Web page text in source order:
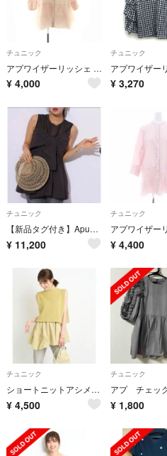
チュニック
アプワイザーリッシェ 24SS シャツチュールチュニック 長袖 1 ピンク
¥ 4,000
チュニック
¥ 3,270
チュニック
【新品タグ付き】Apuweiser-riche ベアリボンチュニック チャコール
¥ 11,200
チュニック
¥ 4,400
チュニック
ショートニットアシメチュニック
¥ 4,500
チュニック
¥ 1,800